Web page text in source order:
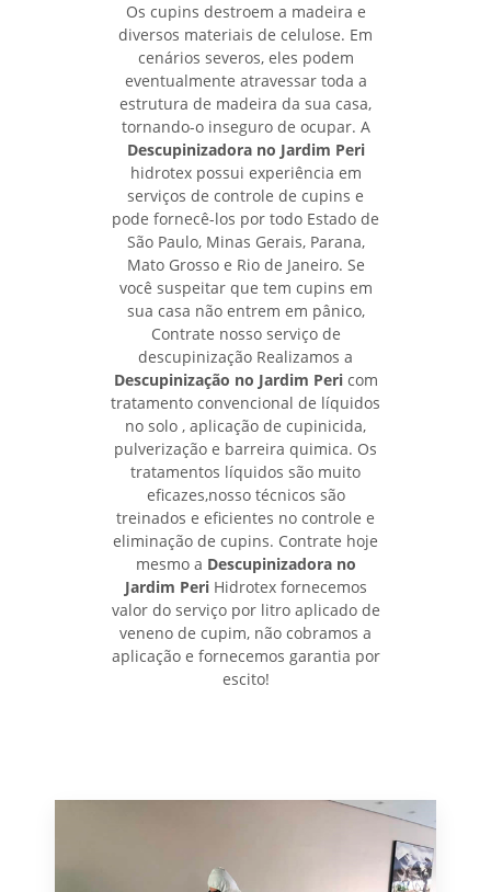
Os cupins destroem a madeira e
diversos materiais de celulose. Em
cenários severos, eles podem
eventualmente atravessar toda a
estrutura de madeira da sua casa,
tornando-o inseguro de ocupar. A
Descupinizadora no Jardim Peri
hidrotex possui experiência em
serviços de controle de cupins e
pode fornecê-los por todo Estado de
São Paulo, Minas Gerais, Parana,
Mato Grosso e Rio de Janeiro. Se
você suspeitar que tem cupins em
sua casa não entrem em pânico,
Contrate nosso serviço de
descupinização Realizamos a
Descupinização no Jardim Pericom
tratamento convencional de líquidos
no solo , aplicação de cupinicida,
pulverização e barreira quimica. Os
tratamentos líquidos são muito
eficazes,nosso técnicos são
treinados e eficientes no controle e
eliminação de cupins. Contrate hoje
mesmo a Descupinizadora no
Jardim PeriHidrotex fornecemos
valor do serviço por litro aplicado de
veneno de cupim, não cobramos a
aplicação e fornecemos garantia por
escito!